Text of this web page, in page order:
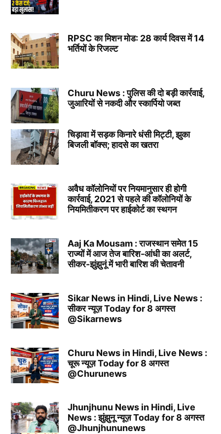
RPSC का मिशन मोड: 28 कार्य दिवस में 14
भर्तियों के रिजल्ट
Churu News : पुलिस की दो बड़ी कार्रवाई,
जुआरियों से नकदी और स्कार्पियो जब्त
चिड़ावा में सड़क किनारे धंसी मिट्टी, झुका
बिजली बॉक्स; हादसे का खतरा
अवैध कॉलोनियों पर नियमानुसार ही होगी
कार्रवाई, 2021 से पहले की कॉलोनियों के
नियमितीकरण पर हाईकोर्ट का स्थगन
Aaj Ka Mousam : राजस्थान समेत 15
राज्यों में आज तेज बारिश-आंधी का अलर्ट,
सीकर-झुंझुनूं में भारी बारिश की चेतावनी
Sikar News in Hindi, Live News :
सीकर न्यूज़ Today for 8 अगस्त
@Sikarnews
Churu News in Hindi, Live News :
चूरू न्यूज़ Today for 8 अगस्त
@Churunews
Jhunjhunu News in Hindi, Live
News : झुंझुनू न्यूज़ Today for 8 अगस्त
@Jhunjhununews